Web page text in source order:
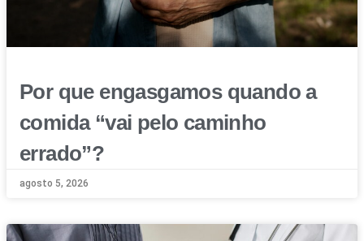
Por que engasgamos quando a
comida “vai pelo caminho
errado”?
agosto 5, 2026